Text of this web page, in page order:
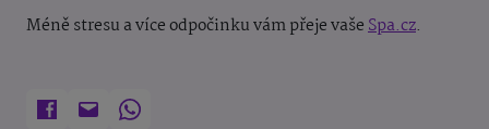
Méně stresu a více odpočinku vám přeje vašeSpa.cz.